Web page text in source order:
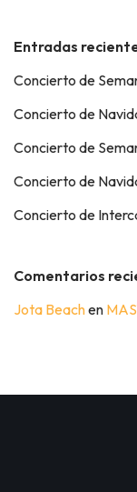
Entradas
Concierto de
Concierto de
Concierto de
Concierto de
Concierto de
Comentarios
Jota Beachen